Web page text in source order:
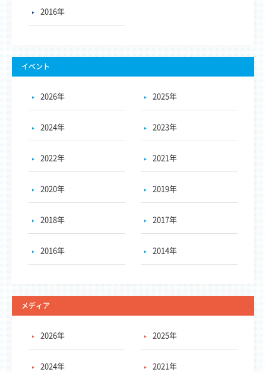
2016年
イベント
2026年 2025年
2024年 2023年
2022年 2021年
2020年 2019年
2018年 2017年
2016年 2014年
メディア
2026年 2025年
2024年 2021年